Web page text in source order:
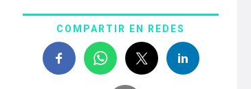
COMPARTIR EN REDES